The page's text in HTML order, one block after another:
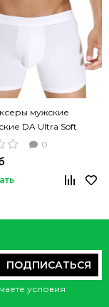
мужские
DA Ultra Soft
0
ПОДПИСАТЬСЯ
условия